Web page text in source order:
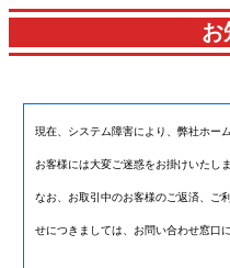
お
現在、システム障害により、弊社ホー
お客様には大変ご迷惑をお掛けいたし
なお、お取引中のお客様のご返済、ご
せにつきましては、お問い合わせ窓口